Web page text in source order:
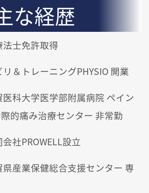
な経歴
士免許取得
＆トレーニングPHYSIO 開業
科大学医学部附属病院 ペイン
的痛み治療センター 非常勤
社PROWELL設立
産業保健総合支援センター 専